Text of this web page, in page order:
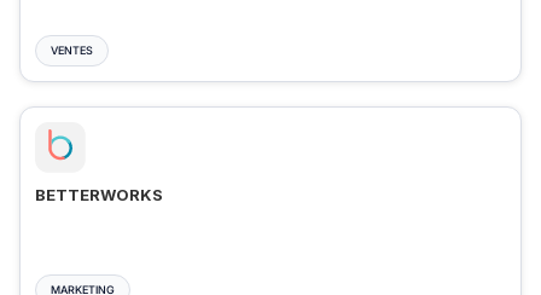
VENTES
BETTERWORKS
MARKETING